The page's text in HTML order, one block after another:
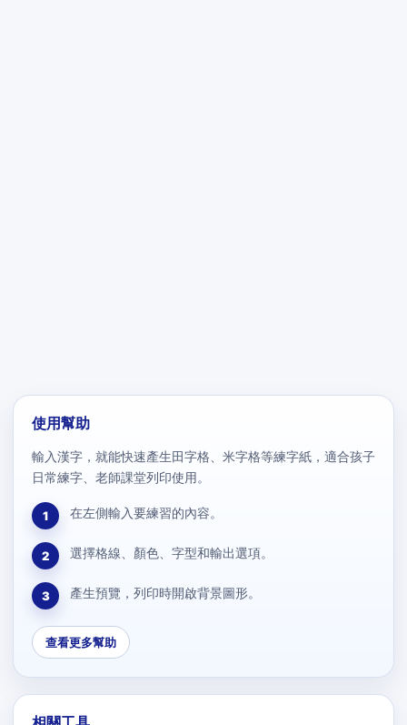
使用幫助
輸入漢字，就能快速產生田字格、米字格等練字紙，適合孩子
日常練字、老師課堂列印使用。
1 在左側輸入要練習的內容。
2 選擇格線、顏色、字型和輸出選項。
3 產生預覽，列印時開啟背景圖形。
查看更多幫助